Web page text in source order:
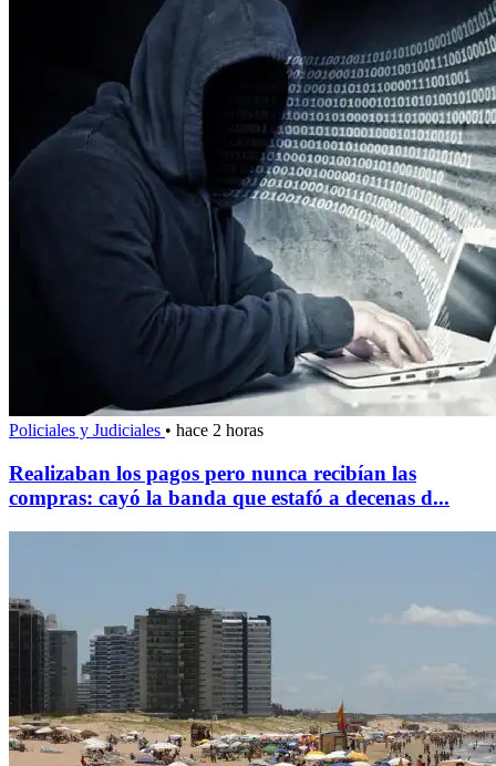
Policiales y Judiciales • hace 2 horas
Realizaban los pagos pero nunca recibían las
compras: cayó la banda que estafó a decenas d...